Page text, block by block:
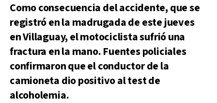
Como consecuencia del accidente, que se
registró en la madrugada de este jueves
en Villaguay, el motociclista sufrió una
fractura en la mano. Fuentes policiales
confirmaron que el conductor de la
camioneta dio positivo al test de
alcoholemia.